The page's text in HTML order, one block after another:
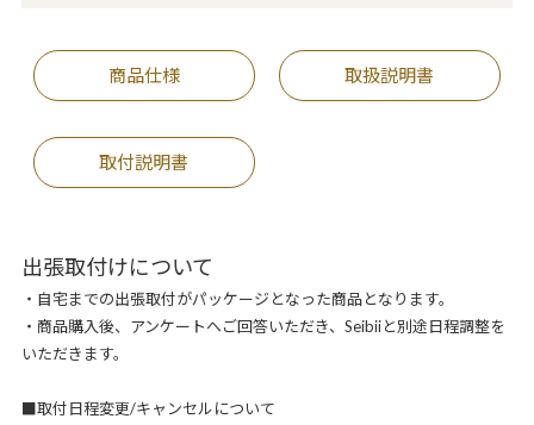
商品仕様 取扱説明書
取付説明書
出張取付けについて
・自宅までの出張取付がパッケージとなった商品となります。
・商品購入後、アンケートへご回答いただき、Seibiiと別途日程調整を
いただきます。
■取付日程変更/キャンセルについて